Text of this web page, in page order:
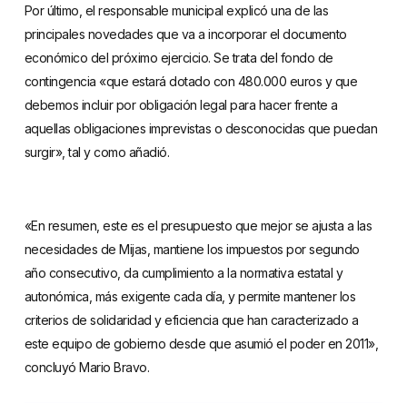
Por último, el responsable municipal explicó una de las
principales novedades que va a incorporar el documento
económico del próximo ejercicio. Se trata del fondo de
contingencia «que estará dotado con 480.000 euros y que
debemos incluir por obligación legal para hacer frente a
aquellas obligaciones imprevistas o desconocidas que puedan
surgir», tal y como añadió.
«En resumen, este es el presupuesto que mejor se ajusta a las
necesidades de Mijas, mantiene los impuestos por segundo
año consecutivo, da cumplimiento a la normativa estatal y
autonómica, más exigente cada día, y permite mantener los
criterios de solidaridad y eficiencia que han caracterizado a
este equipo de gobierno desde que asumió el poder en 2011»,
concluyó Mario Bravo.